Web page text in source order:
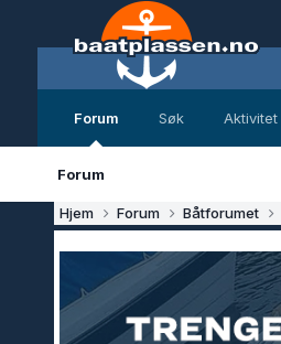
Forum
Forum
Søk Aktivitet
Hjem Forum Båtforumet